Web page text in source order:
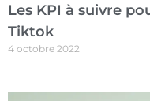
Les KPI à suivre
Tiktok
4 octobre 2022